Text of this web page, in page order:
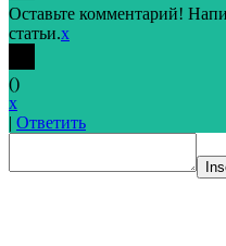
Оставьте комментарий!
статьи.x
()
x
| Ответить